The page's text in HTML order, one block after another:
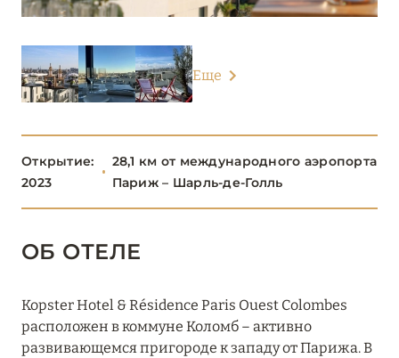
О-ДЕ-ФРАНС 3
ОВЕРНЬ-РОНА-АЛЬПЫ
ПАРИЖ 46
ПРОВАНС 20
Еще
Открытие:
2023
28,1 км от международного аэропорта
Париж – Шарль-де-Голль
ОБ ОТЕЛЕ
Kopster Hotel & Résidence Paris Ouest Colombes
расположен в коммуне Коломб – активно
развивающемся пригороде к западу от Парижа. В